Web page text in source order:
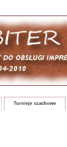
Turnieje szachowe